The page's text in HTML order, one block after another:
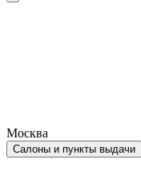
Москва
Салоны и пункты выдачи